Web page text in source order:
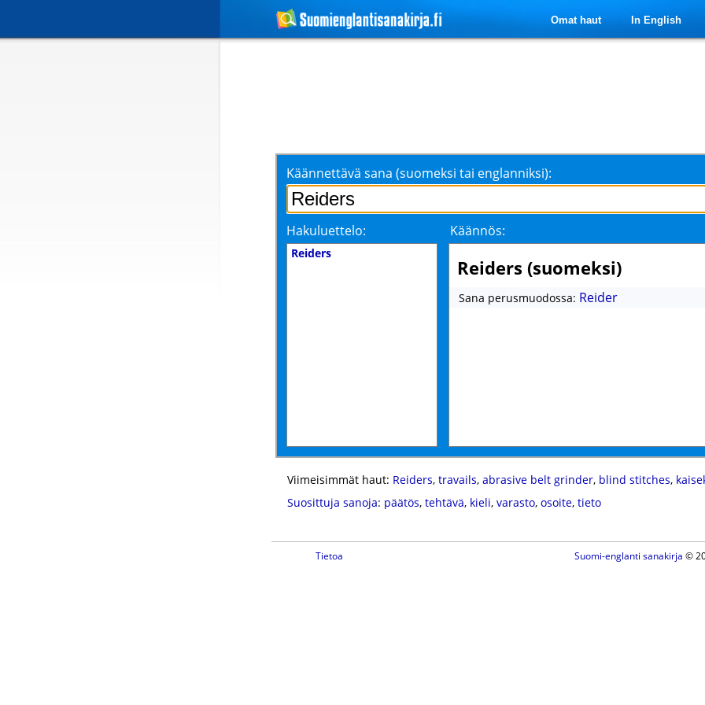
Omat haut In English
Käännettävä sana (suomeksi tai englanniksi):
Hakuluettelo: Käännös:
Reiders
Reiders (suomeksi)
Sana perusmuodossa: Reider
Viimeisimmät haut: Reiders, travails, abrasive belt grinder, blind stitches,
Suosittuja sanoja: päätös, tehtävä, kieli, varasto, osoite, tieto
Tietoa Suomi-englanti sanakirja ©